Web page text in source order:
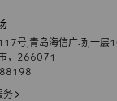
号,青岛海信广场,一
， 266071
务